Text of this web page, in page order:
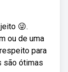
😜.
ou de uma
para
são ótimas